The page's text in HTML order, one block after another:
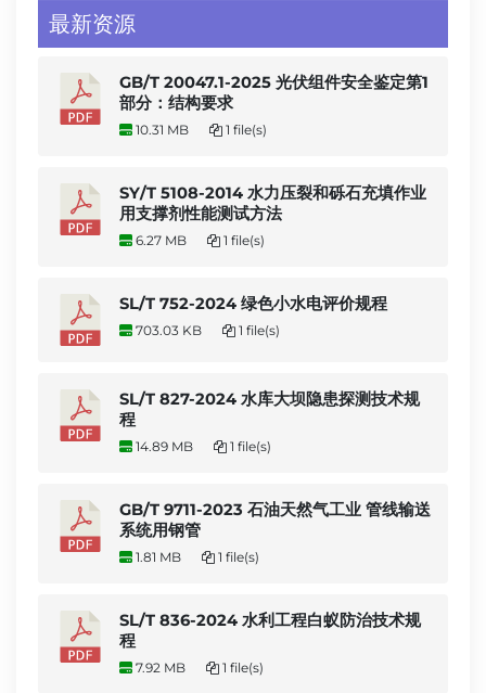
最新资源
GB/T 20047.1-2025 光伏组件安全鉴定第1
部分：结构要求
10.31 MB 1 file(s)
SY/T 5108-2014 水力压裂和砾石充填作业
用支撑剂性能测试方法
6.27 MB 1 file(s)
SL/T 752-2024 绿色小水电评价规程
703.03 KB 1 file(s)
SL/T 827-2024 水库大坝隐患探测技术规
程
14.89 MB 1 file(s)
GB/T 9711-2023 石油天然气工业 管线输送
系统用钢管
1.81 MB 1 file(s)
SL/T 836-2024 水利工程白蚁防治技术规
程
7.92 MB 1 file(s)